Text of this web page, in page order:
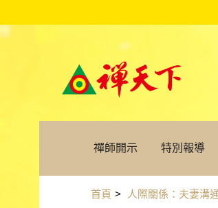
禪師開示 特別報導
首頁 > 人際關係：夫妻溝